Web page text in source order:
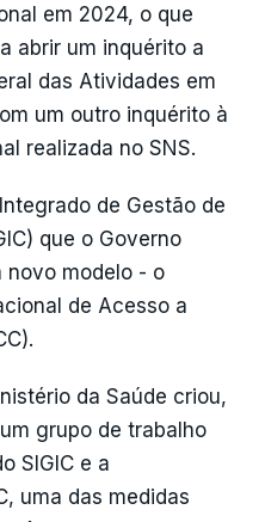
em 2024, o que
abrir um inquérito a
das Atividades em
um outro inquérito à
realizada no SNS.
de Gestão de
que o Governo
novo modelo - o
de Acesso a
da Saúde criou,
grupo de trabalho
SIGIC e a
uma das medidas